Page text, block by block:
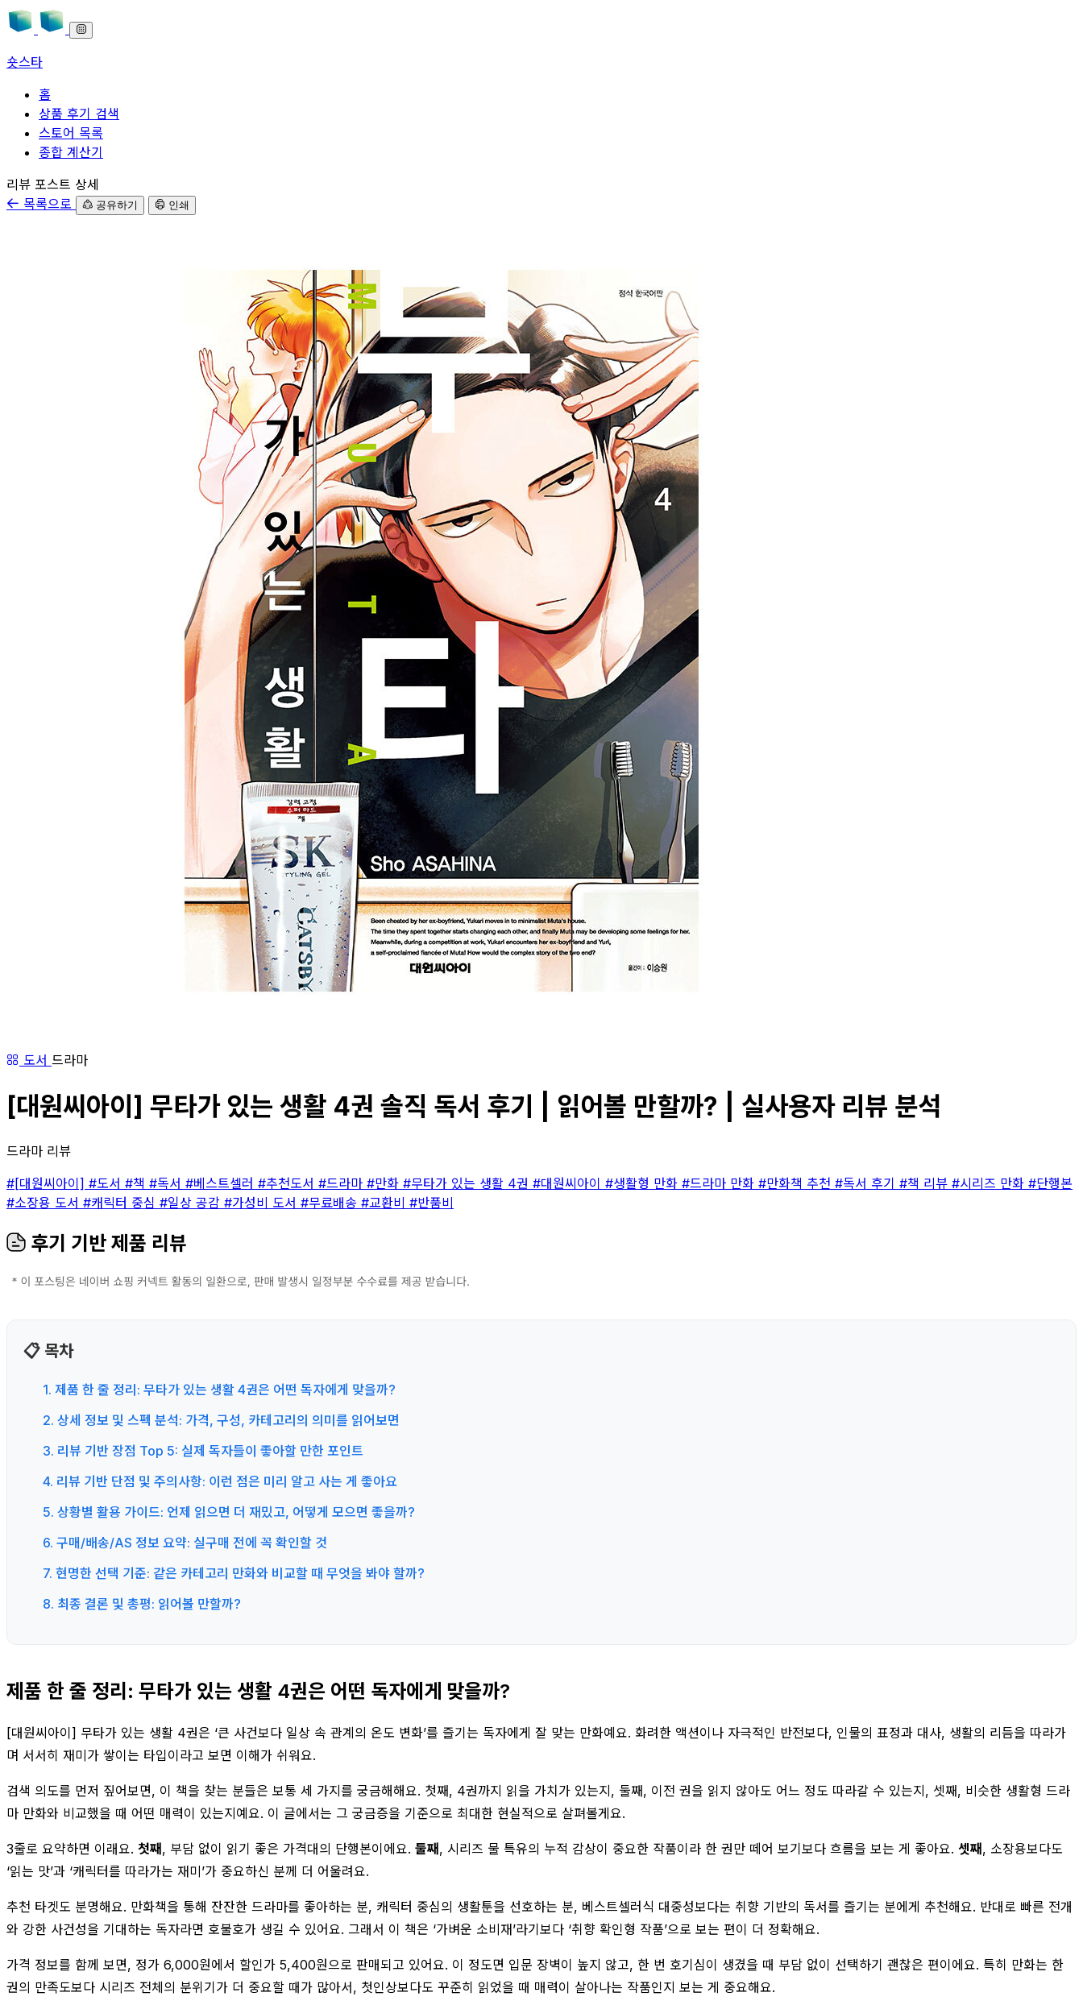
숏스타
홈
상품 후기 검색
스토어 목록
종합 계산기
본문으로 바로가기
리뷰 포스트 상세
목록으로
공유하기 인쇄
도서 드라마
[대원씨아이] 무타가 있는 생활 4권 솔직 독서 후기 | 읽어볼 만할까? | 실사용자 리뷰 분석
드라마 리뷰
#[대원씨아이] #도서 #책 #독서 #베스트셀러 #추천도서 #드라마 #만화 #무타가 있는 생활 4권 #대원씨아이 #생활형 만화 #드라마 만화 #만화책 추천 #독서 후기 #책 리뷰 #시리즈 만화 #단행본
#소장용 도서 #캐릭터 중심 #일상 공감 #가성비 도서 #무료배송 #교환비 #반품비
후기 기반 제품 리뷰
📋 목차
1. 제품 한 줄 정리: 무타가 있는 생활 4권은 어떤 독자에게 맞을까?
2. 상세 정보 및 스펙 분석: 가격, 구성, 카테고리의 의미를 읽어보면
3. 리뷰 기반 장점 Top 5: 실제 독자들이 좋아할 만한 포인트
4. 리뷰 기반 단점 및 주의사항: 이런 점은 미리 알고 사는 게 좋아요
5. 상황별 활용 가이드: 언제 읽으면 더 재밌고, 어떻게 모으면 좋을까?
6. 구매/배송/AS 정보 요약: 실구매 전에 꼭 확인할 것
7. 현명한 선택 기준: 같은 카테고리 만화와 비교할 때 무엇을 봐야 할까?
8. 최종 결론 및 총평: 읽어볼 만할까?
제품 한 줄 정리: 무타가 있는 생활 4권은 어떤 독자에게 맞을까?
[대원씨아이] 무타가 있는 생활 4권은 ‘큰 사건보다 일상 속 관계의 온도 변화’를 즐기는 독자에게 잘 맞는 만화예요. 화려한 액션이나 자극적인 반전보다, 인물의 표정과 대사, 생활의 리듬을 따라가
며 서서히 재미가 쌓이는 타입이라고 보면 이해가 쉬워요.
검색 의도를 먼저 짚어보면, 이 책을 찾는 분들은 보통 세 가지를 궁금해해요. 첫째, 4권까지 읽을 가치가 있는지, 둘째, 이전 권을 읽지 않아도 어느 정도 따라갈 수 있는지, 셋째, 비슷한 생활형 드라
마 만화와 비교했을 때 어떤 매력이 있는지예요. 이 글에서는 그 궁금증을 기준으로 최대한 현실적으로 살펴볼게요.
3줄로 요약하면 이래요. 첫째, 부담 없이 읽기 좋은 가격대의 단행본이에요. 둘째, 시리즈 물 특유의 누적 감상이 중요한 작품이라 한 권만 떼어 보기보다 흐름을 보는 게 좋아요. 셋째, 소장용보다도
‘읽는 맛’과 ‘캐릭터를 따라가는 재미’가 중요하신 분께 더 어울려요.
추천 타겟도 분명해요. 만화책을 통해 잔잔한 드라마를 좋아하는 분, 캐릭터 중심의 생활툰을 선호하는 분, 베스트셀러식 대중성보다는 취향 기반의 독서를 즐기는 분에게 추천해요. 반대로 빠른 전개
와 강한 사건성을 기대하는 독자라면 호불호가 생길 수 있어요. 그래서 이 책은 ‘가벼운 소비재’라기보다 ‘취향 확인형 작품’으로 보는 편이 더 정확해요.
가격 정보를 함께 보면, 정가 6,000원에서 할인가 5,400원으로 판매되고 있어요. 이 정도면 입문 장벽이 높지 않고, 한 번 호기심이 생겼을 때 부담 없이 선택하기 괜찮은 편이에요. 특히 만화는 한
권의 만족도보다 시리즈 전체의 분위기가 더 중요할 때가 많아서, 첫인상보다도 꾸준히 읽었을 때 매력이 살아나는 작품인지 보는 게 중요해요.